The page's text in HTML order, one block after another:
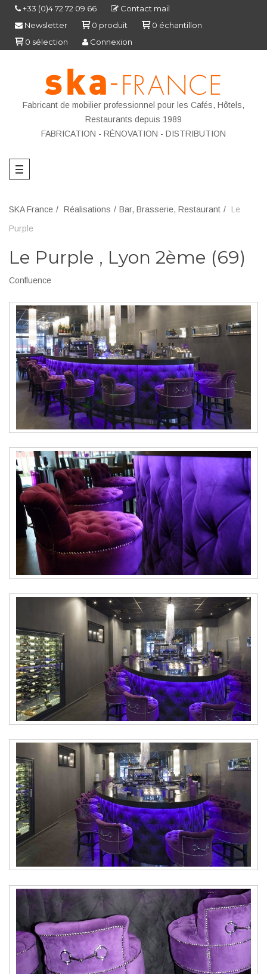
+33 (0)4 72 72 09 66
Contact mail
Newsletter
0 produit 0 échantillon
0 sélection Connexion
Fabricant de mobilier professionnel pour les Cafés, Hôtels,
Restaurants depuis 1989
FABRICATION - RÉNOVATION - DISTRIBUTION
SKA France Réalisations Bar, Brasserie, Restaurant
Le
Purple
Le Purple , Lyon 2ème (69)
Confluence